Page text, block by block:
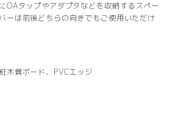
OAタップやアダプタなどを収納するスペー
ーは前後どちらの向きでもご使用いただけ
木質ボード、PVCエッジ